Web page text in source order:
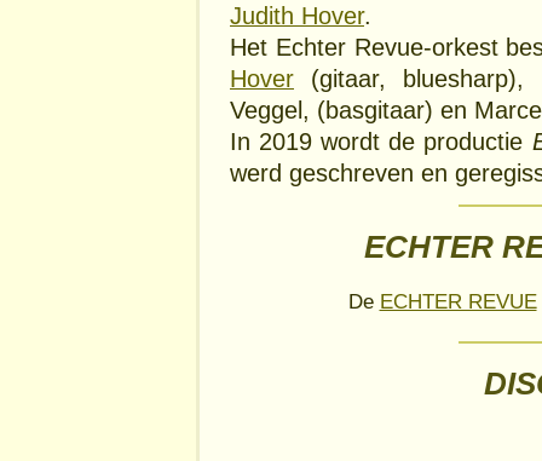
Judith Hover.
Het Echter Revue-orkest
Hover (gitaar,
Veggel, (basgitaar) en
In 2019 wordt de productie
werd geschreven en
ECHTER
De ECHTER REVUE